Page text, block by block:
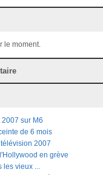
le moment.
sur M6
de 6 mois
2007
en grève
vieux ...